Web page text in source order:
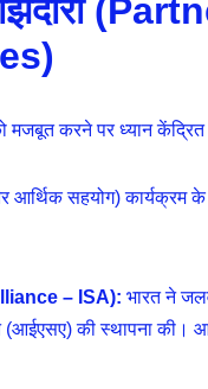
मजबूत करने पर ध्यान केंद्रित
सहयोग) कार्यक्रम के
– ISA): भारत ने
(आईएसए) की स्थापना की।